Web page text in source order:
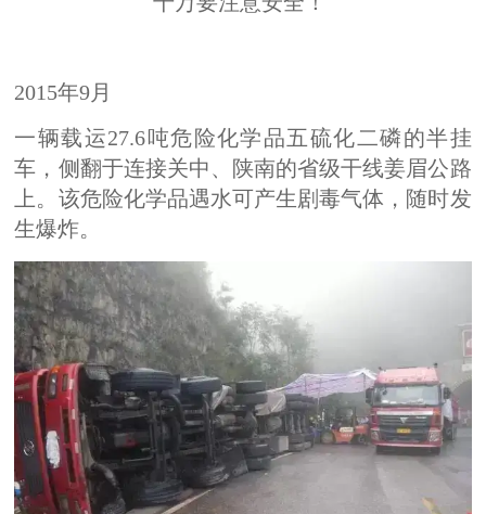
2015年9月
一辆载运27.6吨危险化学品五硫化二磷的半挂
车，侧翻于连接关中、陕南的省级干线姜眉公路
上。该危险化学品遇水可产生剧毒气体，随时发
生爆炸。